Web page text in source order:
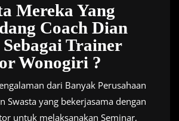
Mereka Yang
Coach Dian
Trainer
Wonogiri ?
dari Banyak Perusahaan
Swasta yang bekerjasama dengan
untuk melaksanakan Seminar,